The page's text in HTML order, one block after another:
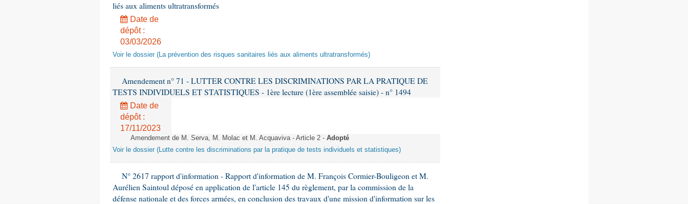
liés aux aliments ultratransformés
Date de
dépôt :
03/03/2026
Voir le dossier (La prévention des risques sanitaires liés aux aliments ultratransformés)
Amendement n° 71 - LUTTER CONTRE LES DISCRIMINATIONS PAR LA PRATIQUE DE
TESTS INDIVIDUELS ET STATISTIQUES - 1ère lecture (1ère assemblée saisie) - n° 1494
Date de
dépôt :
17/11/2023
Amendement de M. Serva, M. Molac et M. Acquaviva - Article 2 - Adopté
Voir le dossier (Lutte contre les discriminations par la pratique de tests individuels et statistiques)
N° 2617 rapport d'information - Rapport d'information de M. François Cormier-Bouligeon et M.
Aurélien Saintoul déposé en application de l'article 145 du règlement, par la commission de la
défense nationale et des forces armées, en conclusion des travaux d'une mission d'information sur les